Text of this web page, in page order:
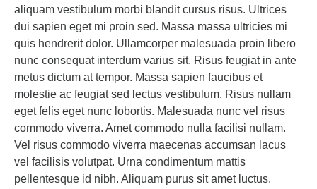
aliquam vestibulum morbi blandit cursus risus. Ultrices
dui sapien eget mi proin sed. Massa massa ultricies mi
quis hendrerit dolor. Ullamcorper malesuada proin libero
nunc consequat interdum varius sit. Risus feugiat in ante
metus dictum at tempor. Massa sapien faucibus et
molestie ac feugiat sed lectus vestibulum. Risus nullam
eget felis eget nunc lobortis. Malesuada nunc vel risus
commodo viverra. Amet commodo nulla facilisi nullam.
Vel risus commodo viverra maecenas accumsan lacus
vel facilisis volutpat. Urna condimentum mattis
pellentesque id nibh. Aliquam purus sit amet luctus.